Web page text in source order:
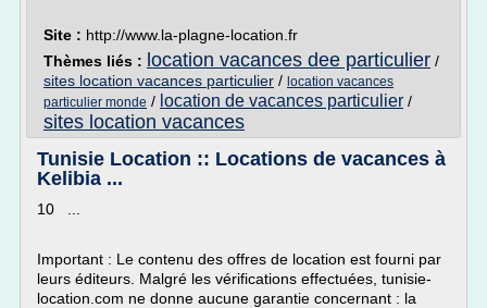
Site : http://www.la-plagne-location.fr
Thèmes liés : location vacances dee particulier /
sites location vacances particulier / location vacances
particulier monde / location de vacances particulier /
sites location vacances
Tunisie Location :: Locations de vacances à
Kelibia ...
10 ...
Important : Le contenu des offres de location est fourni par
leurs éditeurs. Malgré les vérifications effectuées, tunisie-
location.com ne donne aucune garantie concernant : la